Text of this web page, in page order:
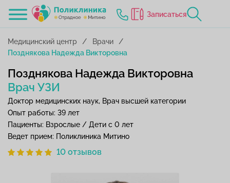
Записаться
Медицинский центр
Врачи
Позднякова Надежда Викторовна
Позднякова Надежда Викторовна
Врач УЗИ
Доктор медицинских наук, Врач высшей категории
Опыт работы: 39 лет
Пациенты: Взрослые / Дети с 0 лет
Ведет прием: Поликлиника Митино
10 отзывов